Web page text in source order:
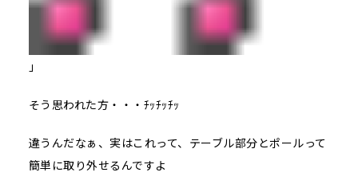
」
そう思われた方・・・ﾁｯﾁｯﾁｯ
違うんだなぁ、実はこれって、テーブル部分とポールって
簡単に取り外せるんですよ